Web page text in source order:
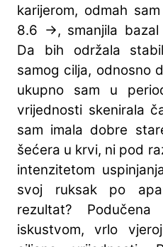
karijerom, odmah
8.6 ->, smanjila
Da bih održala
samog cilja, odnosno
ukupno sam u
vrijednosti skenirala
sam imala dobre
šećera u krvi, ni pod
intenzitetom
svoj ruksak po
rezultat? Podučena
iskustvom, vrlo